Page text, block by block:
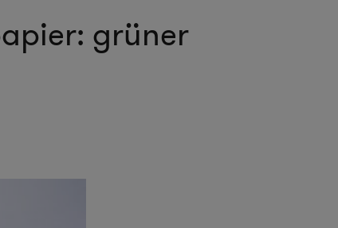
grüner